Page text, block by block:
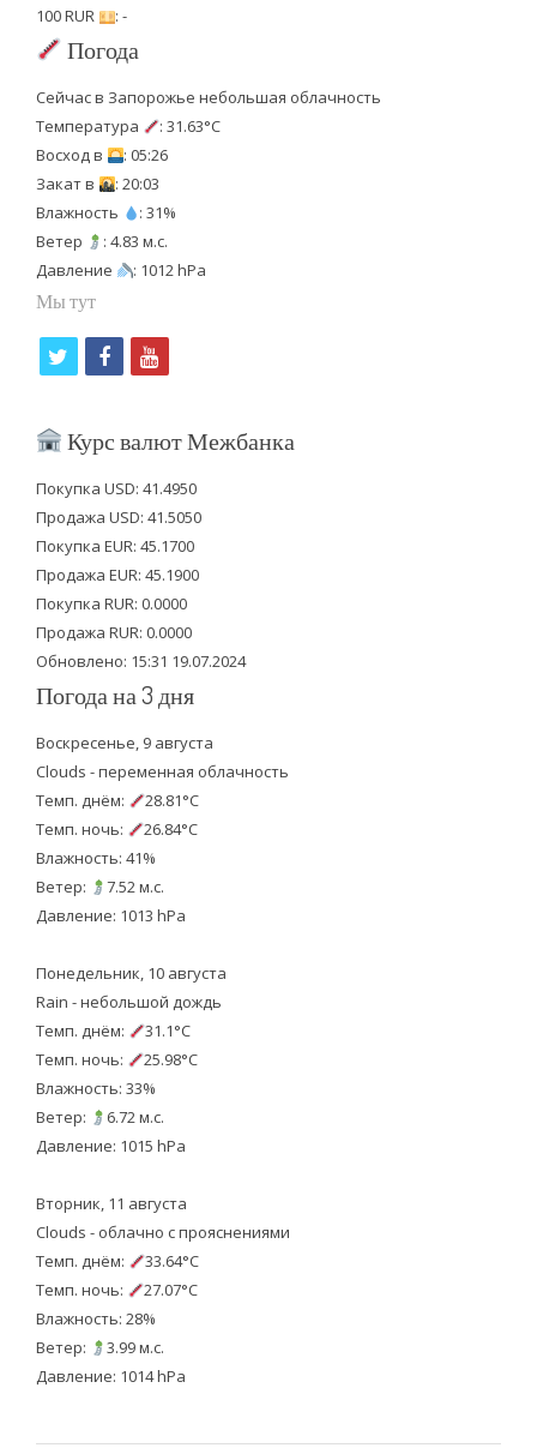
100 RUR
: -
Погода
Сейчас в Запорожье небольшая облачность
Температура
: 31.63°C
Восход в
: 05:26
Закат в
: 20:03
Влажность
: 31%
Ветер
: 4.83 м.с.
Давление
: 1012 hPa
Мы тут
i
t
e
r
f
c
b
o
o
k
y
u
u
b
e
Курс валют Межбанка
Покупка USD: 41.4950
Продажа USD: 41.5050
Покупка EUR: 45.1700
Продажа EUR: 45.1900
Покупка RUR: 0.0000
Продажа RUR: 0.0000
Обновлено: 15:31 19.07.2024
Погода на 3 дня
Воскресенье, 9 августа
Clouds - переменная облачность
Темп. днём:
28.81°C
Темп. ночь:
26.84°C
Влажность: 41%
Ветер:
7.52 м.с.
Давление: 1013 hPa
Понедельник, 10 августа
Rain - небольшой дождь
Темп. днём:
31.1°C
Темп. ночь:
25.98°C
Влажность: 33%
Ветер:
6.72 м.с.
Давление: 1015 hPa
Вторник, 11 августа
Clouds - облачно с прояснениями
Темп. днём:
33.64°C
Темп. ночь:
27.07°C
Влажность: 28%
Ветер:
3.99 м.с.
Давление: 1014 hPa